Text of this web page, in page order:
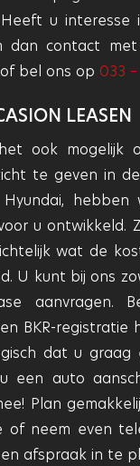
u interesse
dan contact
of bel ons op 033
LEASEN
ook mogelijk
te geven in
hebben
u ontwikkeld.
wat de
U kunt bij ons
aanvragen.
BKR-registratie
dat u
een auto
Plan
of neem even
afspraak in te